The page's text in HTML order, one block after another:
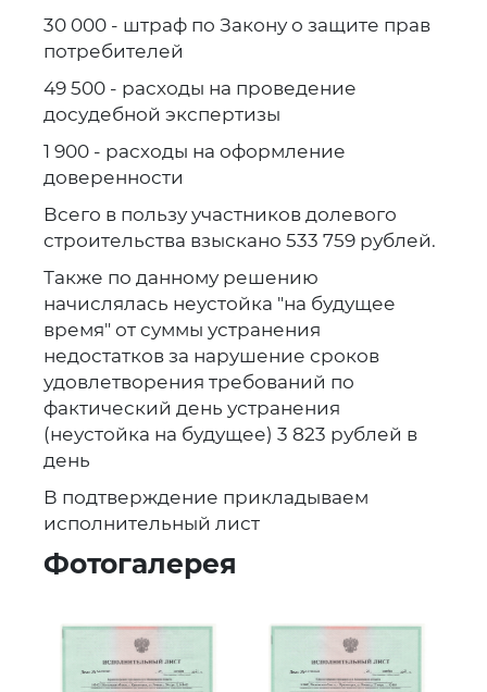
30 000 - штраф по Закону о защите прав
потребителей
49 500 - расходы на проведение
досудебной экспертизы
1 900 - расходы на оформление
доверенности
Всего в пользу участников долевого
строительства взыскано 533 759 рублей.
Также по данному решению
начислялась неустойка "на будущее
время" от суммы устранения
недостатков за нарушение сроков
удовлетворения требований по
фактический день устранения
(неустойка на будущее) 3 823 рублей в
день
В подтверждение прикладываем
исполнительный лист
Фотогалерея